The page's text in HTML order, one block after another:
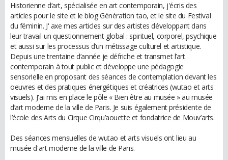
Historienne d’art, spécialisée en art contemporain, j'écris des
articles pour le site et le blog Génération tao, et le site du Festival
du féminin. J' axe mes articles sur des artistes développant dans
leur travail un questionnement global : spirituel, corporel, psychique
et aussi sur les processus d’un métissage culturel et artistique.
Depuis une trentaine d’année je défriche et transmet l’art
contemporain à tout public et développe une pédagogie
sensorielle en proposant des séances de contemplation devant les
oeuvres et des pratiques énergétiques et créatrices (wutao et arts
visuels). J'ai mis en place le pôle « Bien être au musée » au musée
d’art moderne de la ville de Paris. Je suis également présidente de
l’école des Arts du Cirque Cirqu’aouette et fondatrice de Mouv’arts.
Des séances mensuelles de wutao et arts visuels ont lieu au
musée d'art moderne de la ville de Paris.